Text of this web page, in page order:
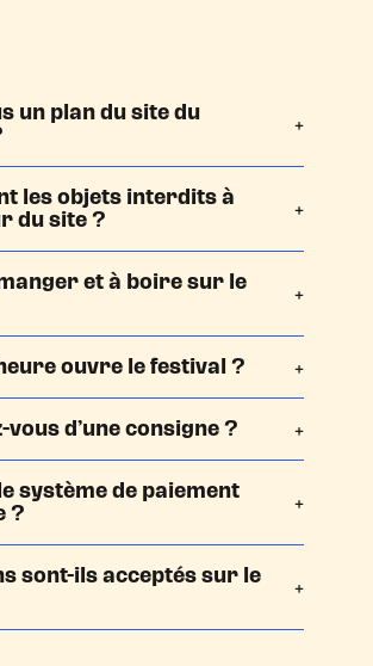
un plan du site du
les objets interdits à
du site ?
et à boire sur le
ouvre le festival ?
d’une consigne ?
système de paiement
?
sont-ils acceptés sur le